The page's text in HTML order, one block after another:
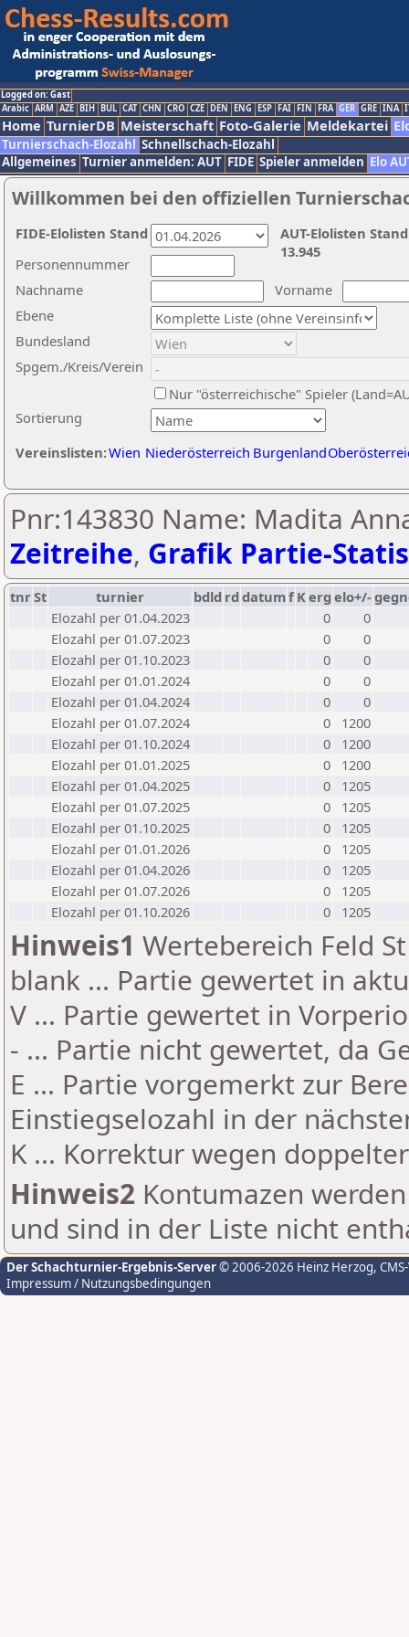
Logged on: Gast
Arabic ARM AZE BIH BUL CAT CHN CRO CZE DEN ENG ESP FAI FIN FRA GER GRE INA
Home TurnierDB Meisterschaft Foto-Galerie Meldekartei
Turnierschach-Elozahl Schnellschach-Elozahl
Allgemeines Turnier anmelden: AUT FIDE Spieler anmelden Elo
Willkommen bei den offiziellen
Nachname
Vorname
Ebene
Sortierung
Personennummer
Bundesland
Spgem./Kreis/Verein
Nur "österreichische" Spieler
Vereinslisten:Wien Niederösterreich Burgenland
AUT-Elolisten
13.945
FIDE-Elolisten Stand
Pnr:143830 Name: Madita
Zeitreihe, Grafik Partie-
tnrSt turnier bdld rd datumf Kerg elo+/-
Elozahl per 01.04.2023
0
0
Elozahl per 01.07.2023
0
0
Elozahl per 01.10.2023
0
0
Elozahl per 01.01.2024
0
0
Elozahl per 01.04.2024
0
0
Elozahl per 01.07.2024
0
1200
Elozahl per 01.10.2024
0
1200
Elozahl per 01.01.2025
0
1200
Elozahl per 01.04.2025
0
1205
Elozahl per 01.07.2025
0
1205
Elozahl per 01.10.2025
0
1205
Elozahl per 01.01.2026
0
1205
Elozahl per 01.04.2026
0
1205
Elozahl per 01.07.2026
0
1205
Elozahl per 01.10.2026
0 1205
Hinweis1 Wertebereich Feld
blank ... Partie gewertet in
V ... Partie gewertet in
- ... Partie nicht gewertet, da
E ... Partie vorgemerkt zur
Einstiegselozahl in der
K ... Korrektur wegen
Hinweis2 Kontumazen
und sind in der Liste nicht
Der Schachturnier-Ergebnis-Server© 2006-2026 Heinz Herzog,
Impressum / Nutzungsbedingungen